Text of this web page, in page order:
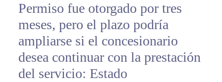
Permiso fue otorgado por tres
meses, pero el plazo podría
ampliarse si el concesionario
desea continuar con la prestación
del servicio: Estado